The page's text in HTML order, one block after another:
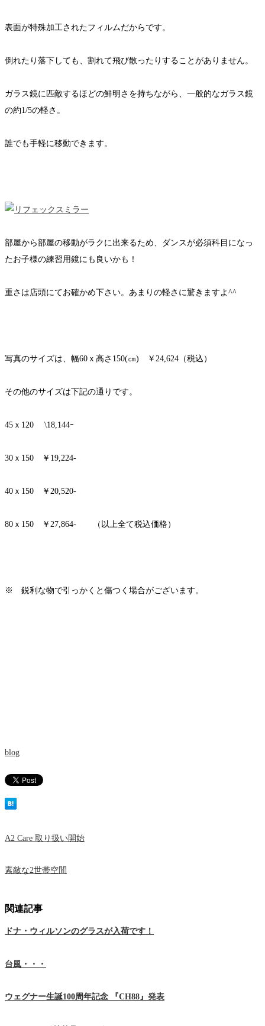
表面が特殊加工されたフィルムだからです。
倒れたり落下しても、割れて飛び散ったりすることがありません。
ガラス鏡に匹敵するほどの鮮明さを持ちながら、一般的なガラス鏡
の約1/5の軽さ。
誰でも手軽に移動できます。
部屋から部屋の移動がラクに出来るため、ダンスが必須科目になっ
たお子様の練習用鏡にも良いかも！
重さは店頭にてお確かめ下さい。あまりの軽さに驚きますよ^^
写真のサイズは、幅60ｘ高さ150(㎝) ￥24,624（税込）
その他のサイズは下記の通りです。
45ｘ120 \18,144ｰ
30ｘ150 ￥19,224-
40ｘ150 ￥20,520-
80ｘ150 ￥27,864- （以上全て税込価格）
※ 鋭利な物で引っかくと傷つく場合がございます。
blog
A2 Care 取り扱い開始
素敵な2世帯空間
関連記事
ドナ・ウィルソンのグラスが入荷です！
台風・・・
ウェグナー生誕100周年記念 『CH88』発表